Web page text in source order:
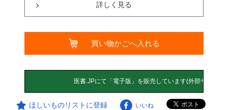
詳しく見る
買い物かごへ入れる
ほしいものリストに登録 いいね